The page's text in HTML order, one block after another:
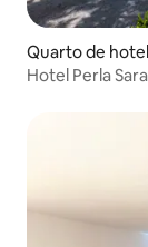
Quarto de hotel
Hotel Perla